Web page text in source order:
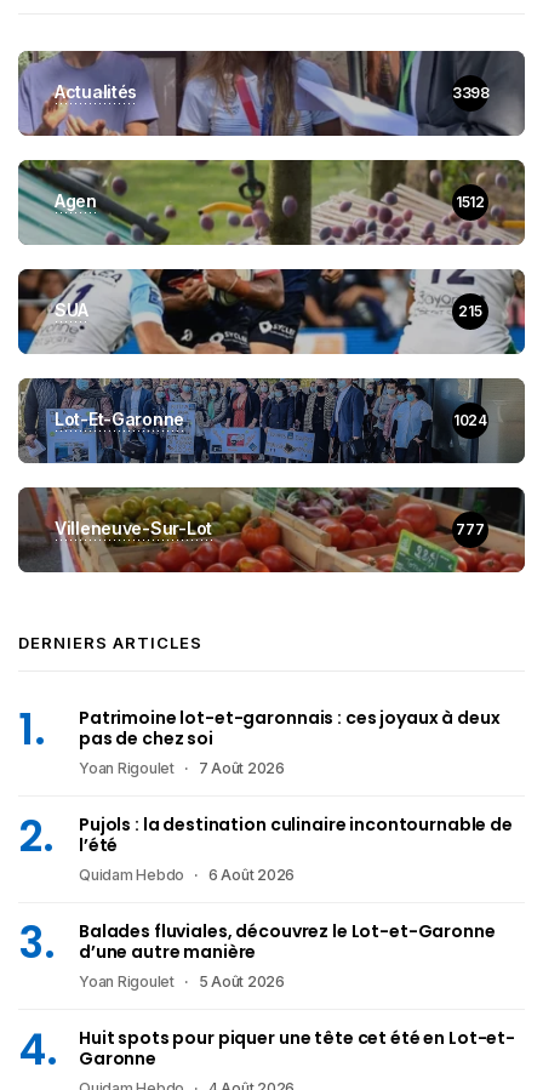
Actualités 3398
Agen 1512
SUA 215
Lot-Et-Garonne 1024
Villeneuve-Sur-Lot 777
DERNIERS ARTICLES
Patrimoine lot-et-garonnais : ces joyaux à deux
pas de chez soi
Yoan Rigoulet 7 Août 2026
Pujols : la destination culinaire incontournable de
l’été
Quidam Hebdo 6 Août 2026
Balades fluviales, découvrez le Lot-et-Garonne
d’une autre manière
Yoan Rigoulet 5 Août 2026
Huit spots pour piquer une tête cet été en Lot-et-
Garonne